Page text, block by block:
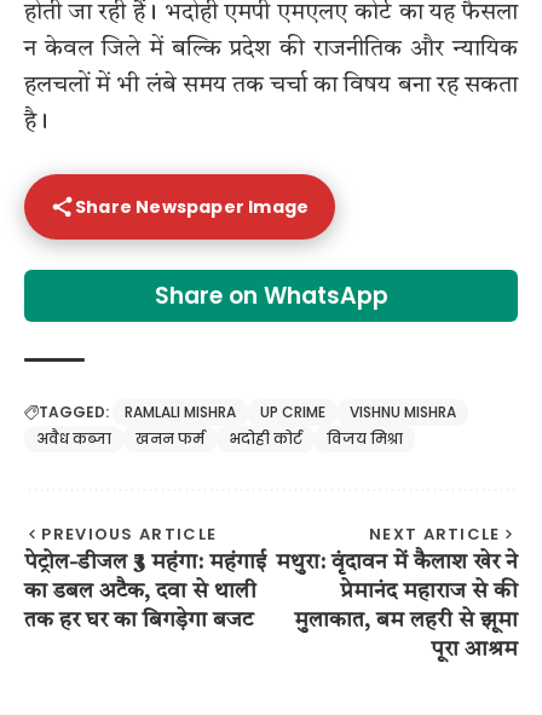
होती जा रही हैं। भदोही एमपी एमएलए कोर्ट का यह फैसला
न केवल जिले में बल्कि प्रदेश की राजनीतिक और न्यायिक
हलचलों में भी लंबे समय तक चर्चा का विषय बना रह सकता
है।
Share Newspaper Image
Share on WhatsApp
TAGGED: RAMLALI MISHRA UP CRIME
VISHNU MISHRA
अवैध कब्जा
खनन फर्म भदोही कोर्ट विजय मिश्रा
PREVIOUS ARTICLE
पेट्रोल-डीजल ₹3 महंगा: महंगाई
का डबल अटैक, दवा से थाली
तक हर घर का बिगड़ेगा बजट
NEXT ARTICLE
मथुरा: वृंदावन में कैलाश खेर ने
प्रेमानंद महाराज से की
मुलाकात, बम लहरी से झूमा
पूरा आश्रम